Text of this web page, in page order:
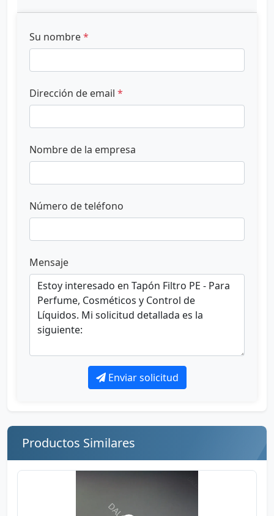
Su nombre*
Dirección de email *
Nombre de la empresa
Número de teléfono
Mensaje
Enviar solicitud
Productos Similares